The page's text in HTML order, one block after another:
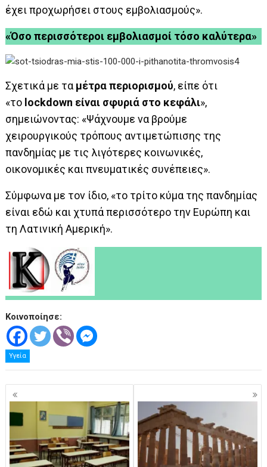
έχει προχωρήσει στους εμβολιασμούς».
«Όσο περισσότεροι εμβολιασμοί τόσο καλύτερα»
Σχετικά με τα μέτρα περιορισμού, είπε ότι
«το lockdown είναι σφυριά στο κεφάλι»,
σημειώνοντας: «Ψάχνουμε να βρούμε
χειρουργικούς τρόπους αντιμετώπισης της
πανδημίας με τις λιγότερες κοινωνικές,
οικονομικές και πνευματικές συνέπειες».
Σύμφωνα με τον ίδιο, «το τρίτο κύμα της πανδημίας
είναι εδώ και χτυπά περισσότερο την Ευρώπη και
τη Λατινική Αμερική».
Κοινοποίησε:
Υγεία
Πλοήγηση
άρθρων